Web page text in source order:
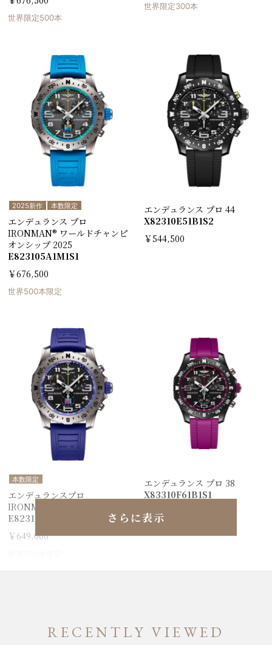
世界限定500本
世界限定300本
2025新作 本数限定
エンデュランス プロ
IRONMAN® ワールドチャンピ
オンシップ 2025
E823105A1M1S1
￥676,500
世界500本限定
エンデュランス プロ 44
X82310E51B1S2
￥544,500
本数限定
エンデュランスプロ
IRONMAN® 2024 WC
E823104A1M1S1
￥649,000
エンデュランス プロ 38
X83310F61B1S1
￥478,500
さらに表示
RECENTLY VIEWED